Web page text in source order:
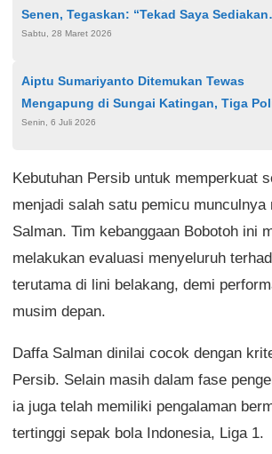
Senen, Tegaskan: “Tekad Saya Sediakan
Hunian Layak untuk Masyarakat”
Sabtu, 28 Maret 2026
Aiptu Sumariyanto Ditemukan Tewas
Mengapung di Sungai Katingan, Tiga
Gugur dalam Penggerebekan Narkoba
Senin, 6 Juli 2026
Kebutuhan Persib untuk memperkuat
menjadi salah satu pemicu munculnya
Salman. Tim kebanggaan Bobotoh ini
melakukan evaluasi menyeluruh
terutama di lini belakang, demi
musim depan.
Daffa Salman dinilai cocok dengan
Persib. Selain masih dalam fase
ia juga telah memiliki pengalaman
tertinggi sepak bola Indonesia, Liga 1.